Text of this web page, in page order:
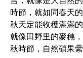
時節，就如同春天
秋天定能收穫滿滿
就像田野里的麥穗
秋時節，自然碩果纍